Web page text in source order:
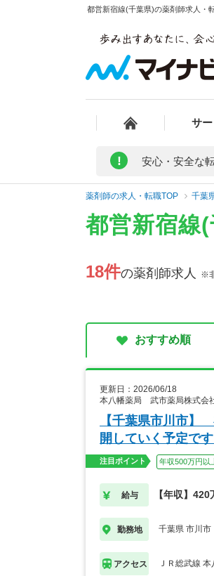
都営新宿線(千葉県)の薬剤師求人・
サ
! 安心・安全な
薬剤師の求人・転職TOP 千葉
都営新宿線
18件の薬剤師求人 ※
おすすめ順
更新日：2026/06/18
本八幡薬局 武市薬局株式会
【千葉県市川市】
開していく予定です
注目ポイント 年収500万円以
給与 【年収】
勤務地 千葉県 市川市
アクセス ＪＲ総武線